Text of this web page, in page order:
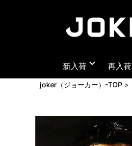
新入荷 expand_more 再入荷
joker（ジョーカー）-TOP